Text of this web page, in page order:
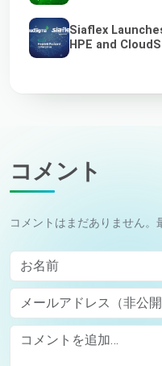
Siaflex
HPE and
コメント
コメントはまだありません。
お名前
メールアドレス（非公開）
Comment